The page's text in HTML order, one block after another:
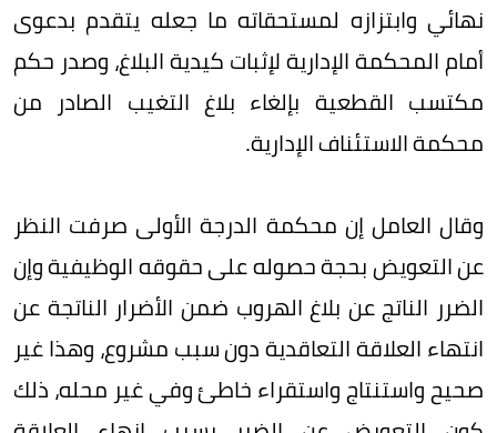
نهائي وابتزازه لمستحقاته ما جعله يتقدم بدعوى
أمام المحكمة الإدارية لإثبات كيدية البلاغ، وصدر حكم
مكتسب القطعية بإلغاء بلاغ التغيب الصادر من
محكمة الاستئناف الإدارية.
وقال العامل إن محكمة الدرجة الأولى صرفت النظر
عن التعويض بحجة حصوله على حقوقه الوظيفية وإن
الضرر الناتج عن بلاغ الهروب ضمن الأضرار الناتجة عن
انتهاء العلاقة التعاقدية دون سبب مشروع، وهذا غير
صحيح واستنتاج واستقراء خاطئ وفي غير محله، ذلك